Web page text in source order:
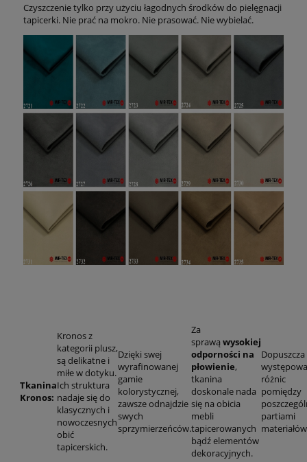
Czyszczenie tylko przy użyciu łagodnych środków do pielęgnacji
tapicerki. Nie prać na mokro. Nie prasować. Nie wybielać.
Tkanina
Kronos:
Kronos z
kategorii plusz,
są delikatne i
miłe w dotyku.
Ich struktura
nadaje się do
klasycznych i
nowoczesnych
obić
tapicerskich.
Dzięki swej
wyrafinowanej
gamie
kolorystycznej,
zawsze odnajdzie
swych
sprzymierzeńców.
Za
sprawą wysokiej
odporności na
płowienie,
tkanina
doskonale nada
się na obicia
mebli
tapicerowanych
bądź elementów
dekoracyjnych.
Dopuszcza
różnic
pomiędzy
partiami